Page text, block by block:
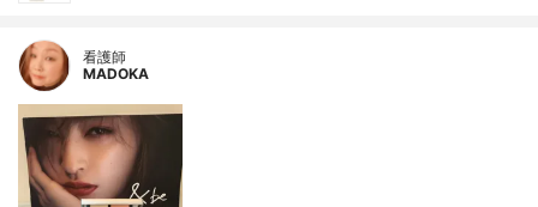
看護師
MADOKA